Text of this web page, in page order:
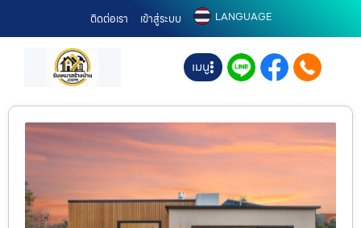
ติดต่อเรา เข้าสู่ระบบ LANGUAGE
เมนู